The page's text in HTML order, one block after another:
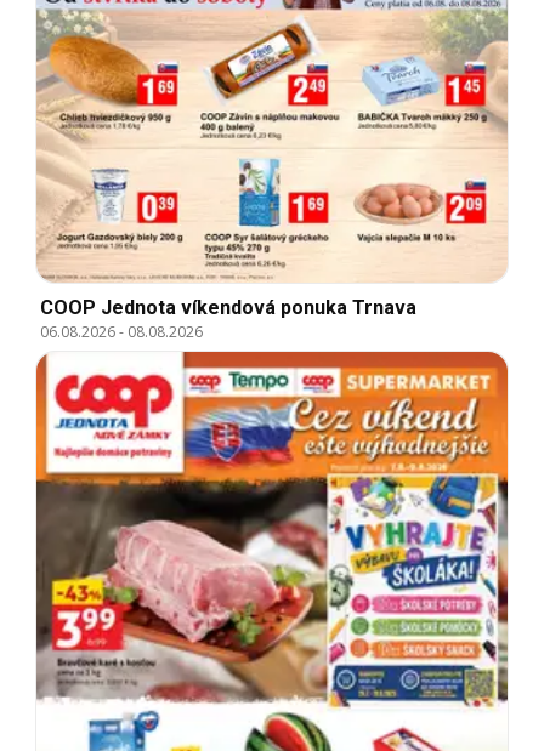
COOP Jednota víkendová ponuka Trnava
06.08.2026- 08.08.2026